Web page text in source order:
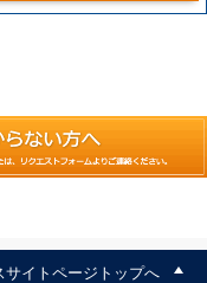
サイトページトップへ